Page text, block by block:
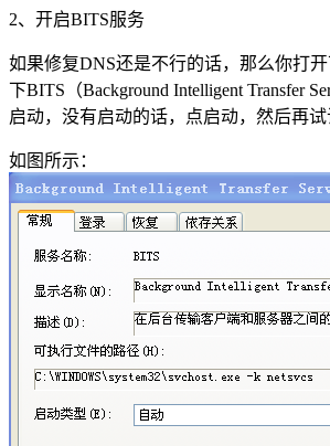
2、开启BITS服务
如果修复DNS还是不行的话，那么你打
下BITS（Background Intelligent Transfer
启动，没有启动的话，点启动，然后再试
如图所示：